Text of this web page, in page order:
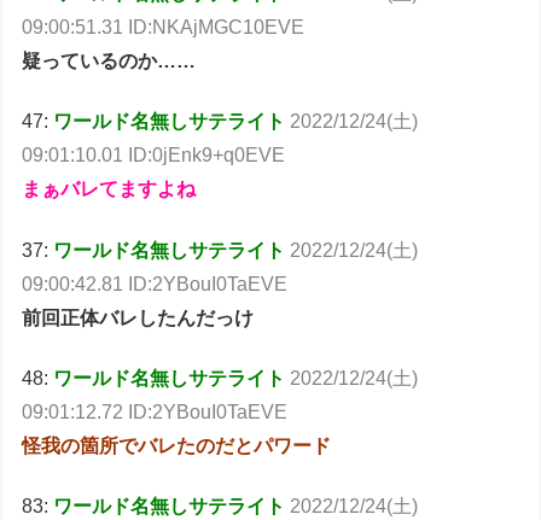
09:00:51.31 ID:NKAjMGC10EVE
疑っているのか……
47: ワールド名無しサテライト 2022/12/24(土)
09:01:10.01 ID:0jEnk9+q0EVE
まぁバレてますよね
37: ワールド名無しサテライト 2022/12/24(土)
09:00:42.81 ID:2YBouI0TaEVE
前回正体バレしたんだっけ
48: ワールド名無しサテライト 2022/12/24(土)
09:01:12.72 ID:2YBouI0TaEVE
怪我の箇所でバレたのだとパワード
83: ワールド名無しサテライト 2022/12/24(土)